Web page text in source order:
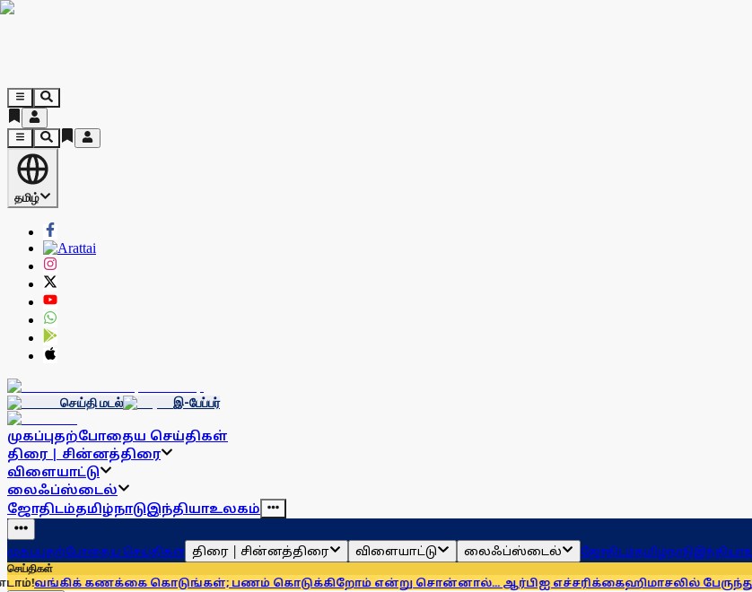
தமிழ்
செய்தி மடல் இ-பேப்பர்
முகப்புதற்போதைய செய்திகள்
திரை | சின்னத்திரை
விளையாட்டு
லைஃப்ஸ்டைல்
ஜோதிடம்தமிழ்நாடுஇந்தியாஉலகம்
முகப்புதற்போதைய செய்திகள் திரை | சின்னத்திரை விளையாட்டு லைஃப்ஸ்டைல் ஜோதிடம்தமிழ்நாடுஇந்தியா
செய்திகள்
கணக்கை கொடுங்கள்; பணம் கொடுக்கிறோம் என்று சொன்னால்... ஆர்பிஐ எச்சரிக்கைஹிமாசலில் பேருந்து கவிழ்ந்து